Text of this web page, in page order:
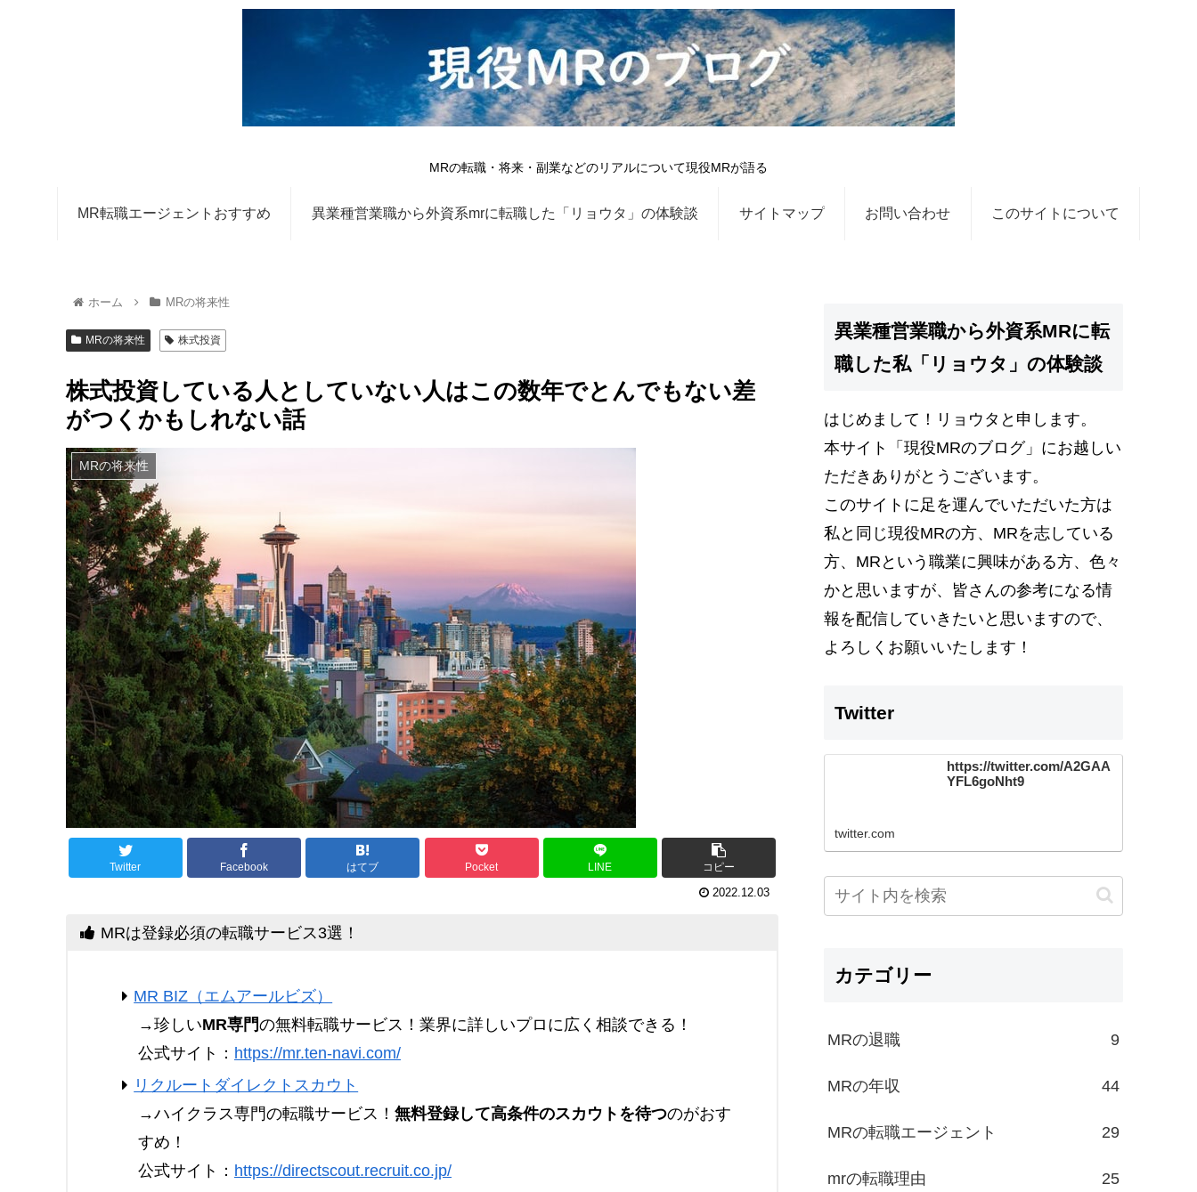
MRの転職・将来・副業などのリアルについて現役MRが語る
MR転職エージェントおすすめ 異業種営業職から外資系mrに転職した「リョウタ」の体験談 サイトマップ お問い合わせ このサイトについて
ホーム MRの将来性
MRの将来性 株式投資
株式投資している人としていない人はこの数年でとんでもない差
がつくかもしれない話
MRの将来性
Twitter Facebook はてブ Pocket LINE コピー
2022.12.03
MRは登録必須の転職サービス3選！
MR BIZ（エムアールビズ）
→珍しいMR専門の無料転職サービス！業界に詳しいプロに広く相談できる！
公式サイト： https://mr.ten-navi.com/
リクルートダイレクトスカウト
→ハイクラス専門の転職サービス！ 無料登録して高条件のスカウトを待つのがおす
すめ！
公式サイト： https://directscout.recruit.co.jp/
異業種営業職から外資系MRに転
職した私「リョウタ」の体験談
はじめまして！リョウタと申します。
本サイト
「現役MRのブログ」 にお越しい
ただきありがとうございます。
このサイトに足を運んでいただいた方は
私と同じ現役MRの方、MRを志している
方、MRという職業に興味がある方、色々
かと思いますが、 皆さんの参考になる情
報を配信 していきたいと思いますので、
よろしくお願いいたします！
Twitter
https://twitter.com/A2GAA
YFL6goNht9
twitter.com
カテゴリー
MRの退職 9
MRの年収 44
MRの転職エージェント 29
mrの転職理由 25